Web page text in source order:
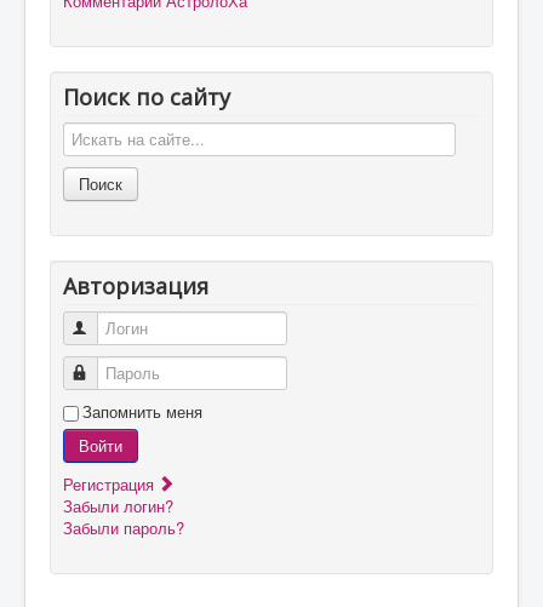
Поиск по сайту
Авторизация
Логин
Пароль
Запомнить меня
Войти
Регистрация
Забыли логин?
Забыли пароль?